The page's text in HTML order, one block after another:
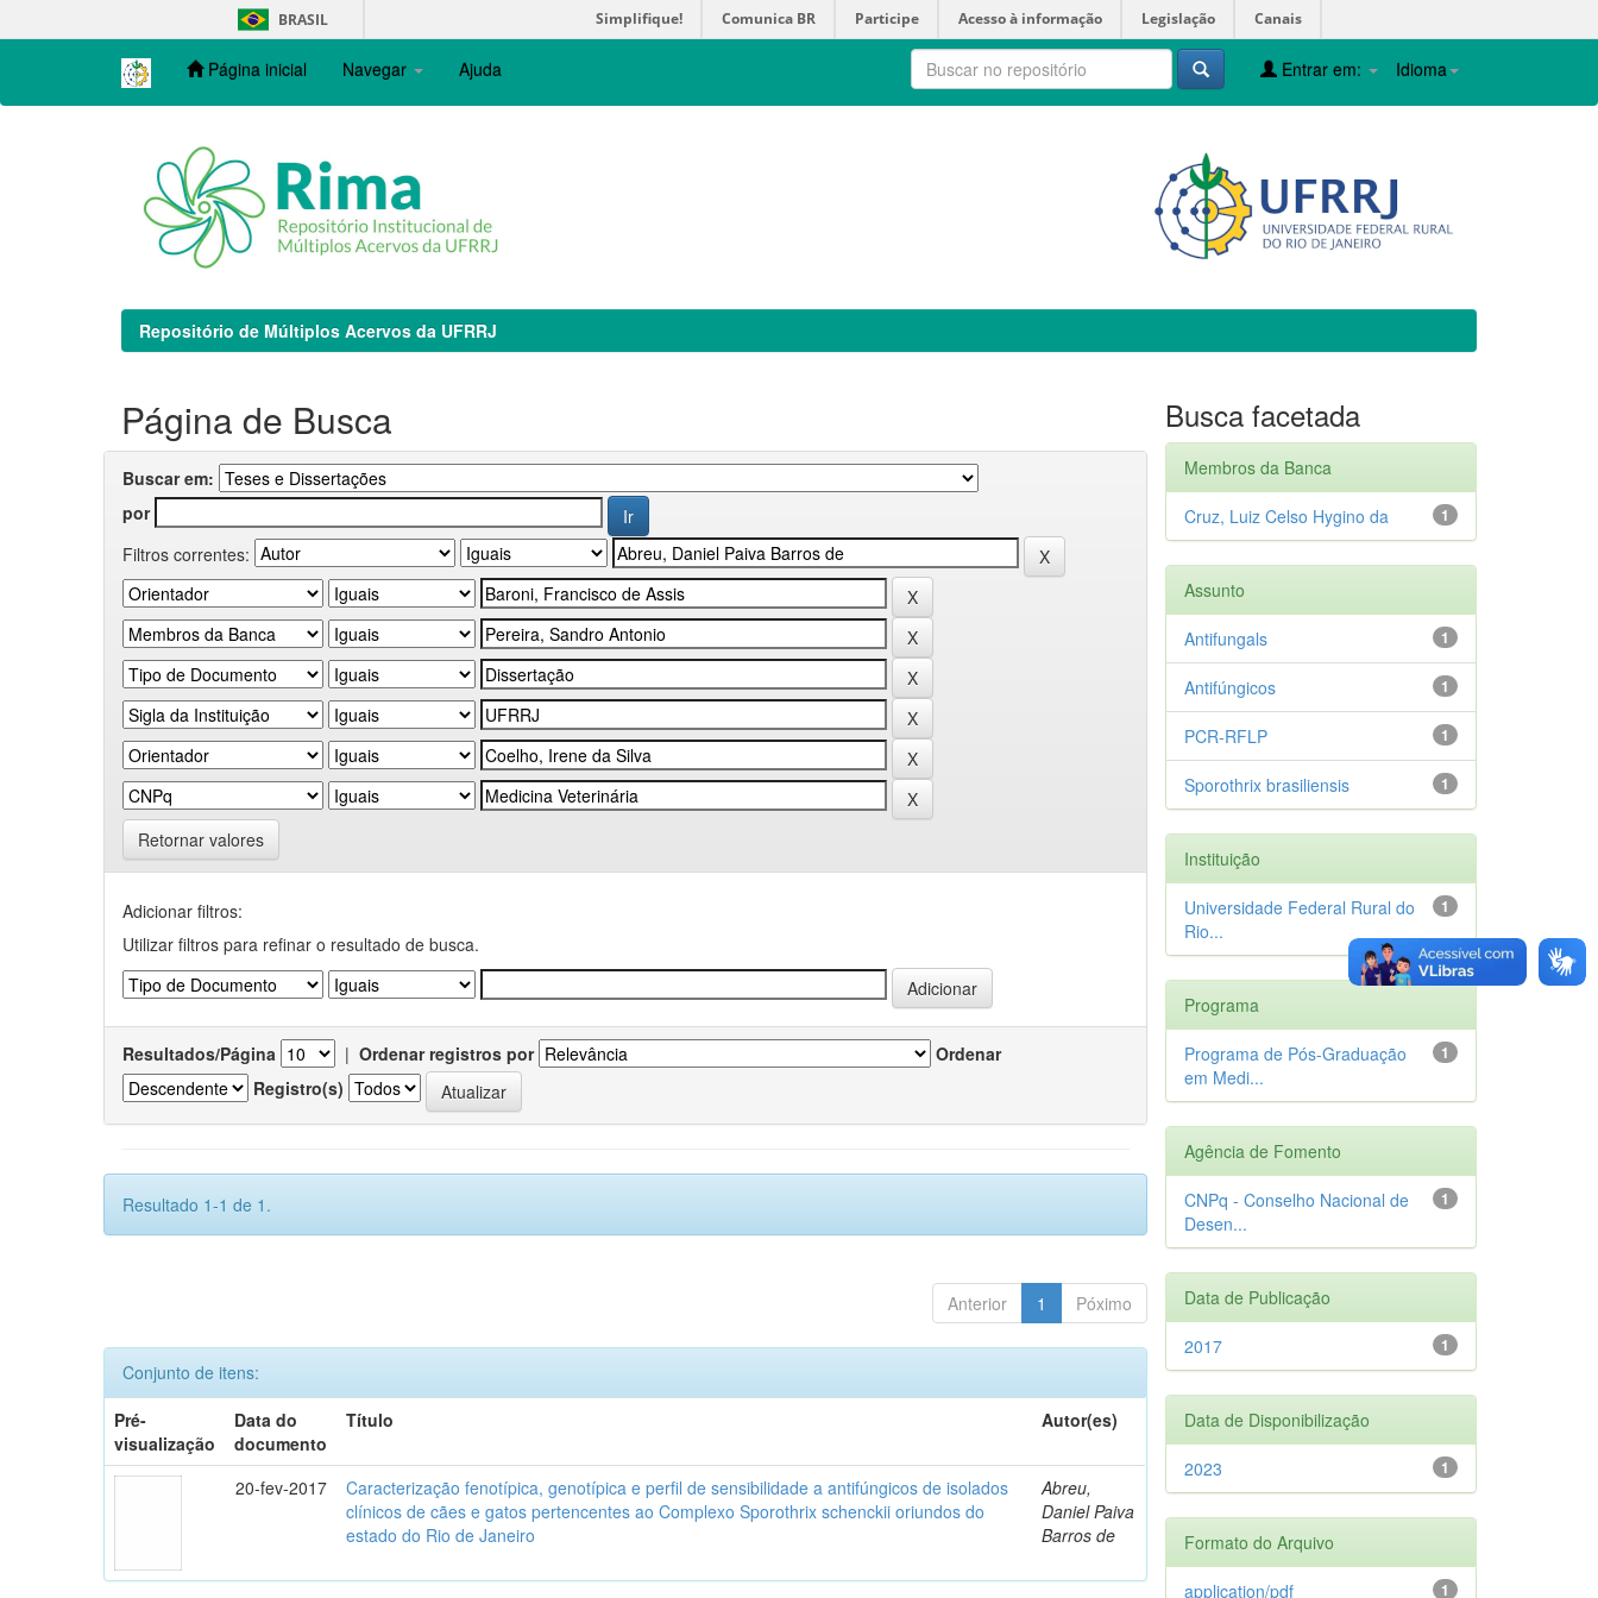
navigation
BRASIL Simplifique! Comunica BR Participe Acesso à informação Legislação Canais
Página inicial Navegar Ajuda Idioma
Entrar em:
Repositório de Múltiplos Acervos da UFRRJ
Página de Busca
Buscar em:
por
Filtros correntes:
Retornar valores
Adicionar filtros:
Utilizar filtros para refinar o resultado de busca.
Resultados/Página | Ordenar registros por
Ordenar
Registro(s)
Resultado 1-1 de 1.
Anterior 1 Póximo
Conjunto de itens:
Pré-
visualização
Data do
documento
Título Autor(es)
20-fev-2017
Caracterização fenotípica, genotípica e perfil de sensibilidade a antifúngicos de isolados
clínicos de cães e gatos pertencentes ao Complexo Sporothrix schenckii oriundos do
estado do Rio de Janeiro
Abreu,
Daniel Paiva
Barros de
Busca facetada
Membros da Banca
1
Cruz, Luiz Celso Hygino da
Assunto
1
Antifungals
1
Antifúngicos
1
PCR-RFLP
1
Sporothrix brasiliensis
Instituição
1
Universidade Federal Rural do
Rio...
Programa
1
Programa de Pós-Graduação
em Medi...
Agência de Fomento
1
CNPq - Conselho Nacional de
Desen...
Data de Publicação
1
2017
Data de Disponibilização
1
2023
Formato do Arquivo
1
application/pdf